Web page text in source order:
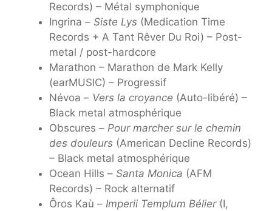
Records) – Métal symphonique
Ingrina – Siste Lys (Medication Time
Records + A Tant Rêver Du Roi) – Post-
metal / post-hardcore
Marathon – Marathon de Mark Kelly
(earMUSIC) – Progressif
Névoa – Vers la croyance (Auto-libéré) –
Black metal atmosphérique
Obscures – Pour marcher sur le chemin
des douleurs (American Decline Records)
– Black metal atmosphérique
Ocean Hills – Santa Monica (AFM
Records) – Rock alternatif
Ôros Kaù – Imperii Templum Bélier(I,